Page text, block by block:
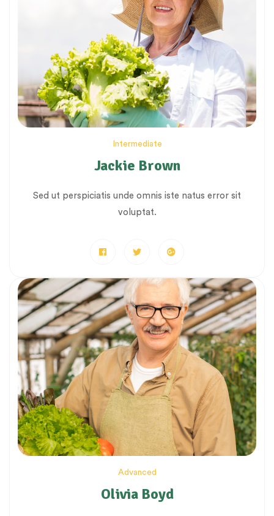
Intermediate
Jackie Brown
Sed ut perspiciatis unde omnis iste natus error sit
voluptat.
Advanced
Olivia Boyd